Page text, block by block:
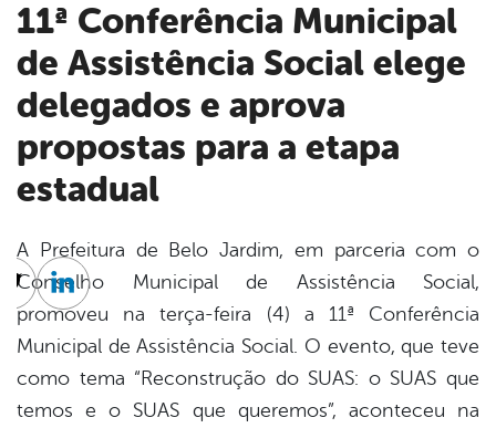
11ª Conferência Municipal
de Assistência Social elege
delegados e aprova
propostas para a etapa
estadual
A Prefeitura de Belo Jardim, em parceria com o
Conselho Municipal de Assistência Social,
promoveu na terça-feira (4) a 11ª Conferência
Municipal de Assistência Social. O evento, que teve
como tema “Reconstrução do SUAS: o SUAS que
temos e o SUAS que queremos”, aconteceu na
TwitterLinkedin